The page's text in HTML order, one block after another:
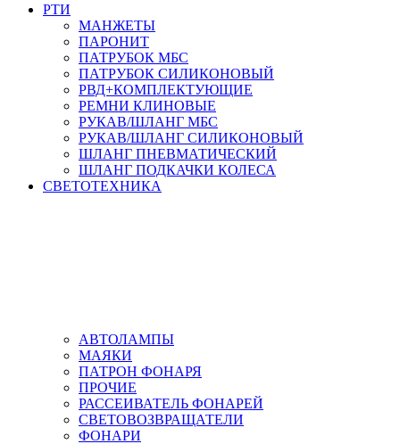
РТИ
МАНЖЕТЫ
ПАРОНИТ
ПАТРУБОК МБС
ПАТРУБОК СИЛИКОНОВЫЙ
РВД+КОМПЛЕКТУЮЩИЕ
РЕМНИ КЛИНОВЫЕ
РУКАВ/ШЛАНГ МБС
РУКАВ/ШЛАНГ СИЛИКОНОВЫЙ
ШЛАНГ ПНЕВМАТИЧЕСКИЙ
ШЛАНГ ПОДКАЧКИ КОЛЕСА
СВЕТОТЕХНИКА
АВТОЛАМПЫ
МАЯКИ
ПАТРОН ФОНАРЯ
ПРОЧИЕ
РАССЕИВАТЕЛЬ ФОНАРЕЙ
СВЕТОВОЗВРАЩАТЕЛИ
ФОНАРИ